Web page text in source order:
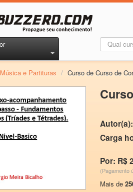
Música e Partituras / Curso de Curso de
Autor(a):
Carga
Por: R$
(Pagamento
Mais de